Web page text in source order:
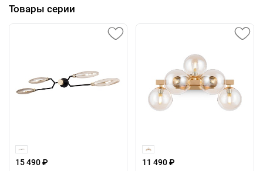
Товары серии
15 490 ₽ 11 490 ₽